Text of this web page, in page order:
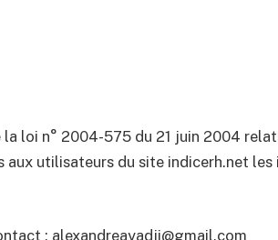
loi n° 2004-575 du 21 juin 2004
aux utilisateurs du site indicerh.net
: alexandreayadji@gmail.com